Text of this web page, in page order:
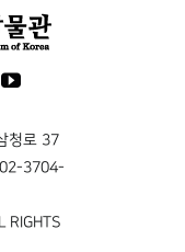
청로 37
3704-
RIGHTS